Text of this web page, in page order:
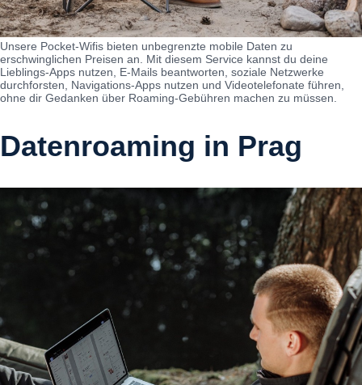
Unsere Pocket-Wifis bieten unbegrenzte mobile Daten zu
erschwinglichen Preisen an. Mit diesem Service kannst du deine
Lieblings-Apps nutzen, E-Mails beantworten, soziale Netzwerke
durchforsten, Navigations-Apps nutzen und Videotelefonate führen,
ohne dir Gedanken über Roaming-Gebühren machen zu müssen.
Datenroaming in Prag